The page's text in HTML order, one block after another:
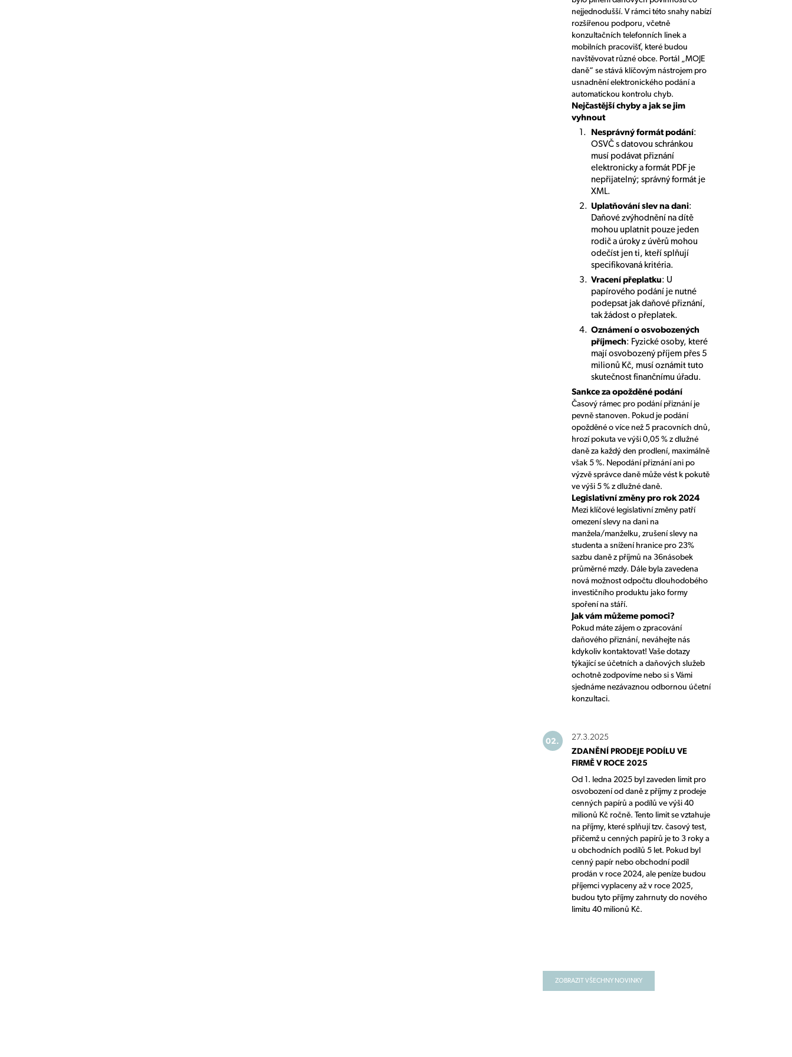
nejjednodušší. V rámci této snahy nabízí
rozšířenou podporu, včetně
konzultačních telefonních linek a
mobilních pracovišť, které budou
navštěvovat různé obce. Portál „MOJE
daně“ se stává klíčovým nástrojem pro
usnadnění elektronického podání a
automatickou kontrolu chyb.
Nejčastější chyby a jak se jim
vyhnout
Nesprávný formát podání:
OSVČ s datovou schránkou
musí podávat přiznání
elektronicky a formát PDF je
nepřijatelný; správný formát je
XML.
Uplatňování slev na dani:
Daňové zvýhodnění na dítě
mohou uplatnit pouze jeden
rodič a úroky z úvěrů mohou
odečíst jen ti, kteří splňují
specifikovaná kritéria.
Vracení přeplatku: U
papírového podání je nutné
podepsat jak daňové přiznání,
tak žádost o přeplatek.
Oznámení o osvobozených
příjmech: Fyzické osoby, které
mají osvobozený příjem přes 5
milionů Kč, musí oznámit tuto
skutečnost finančnímu úřadu.
Sankce za opožděné podání
Časový rámec pro podání přiznání je
pevně stanoven. Pokud je podání
opožděné o více než 5 pracovních dnů,
hrozí pokuta ve výši 0,05 % z dlužné
daně za každý den prodlení, maximálně
však 5 %. Nepodání přiznání ani po
výzvě správce daně může vést k pokutě
ve výši 5 % z dlužné daně.
Legislativní změny pro rok 2024
Mezi klíčové legislativní změny patří
omezení slevy na dani na
manžela/manželku, zrušení slevy na
studenta a snížení hranice pro 23%
sazbu daně z příjmů na 36násobek
průměrné mzdy. Dále byla zavedena
nová možnost odpočtu dlouhodobého
investičního produktu jako formy
spoření na stáří.
Jak vám můžeme pomoci?
Pokud máte zájem o zpracování
daňového přiznání, neváhejte nás
kdykoliv kontaktovat! Vaše dotazy
týkající se účetních a daňových služeb
ochotně zodpovíme nebo si s Vámi
sjednáme nezávaznou odbornou účetní
konzultaci.
02.
27.3.2025
ZDANĚNÍ PRODEJE PODÍLU VE
FIRMĚ V ROCE 2025
Od 1. ledna 2025 byl zaveden limit pro
osvobození od daně z příjmy z prodeje
cenných papírů a podílů ve výši 40
milionů Kč ročně. Tento limit se vztahuje
na příjmy, které splňují tzv. časový test,
přičemž u cenných papírů je to 3 roky a
u obchodních podílů 5 let. Pokud byl
cenný papír nebo obchodní podíl
prodán v roce 2024, ale peníze budou
příjemci vyplaceny až v roce 2025,
budou tyto příjmy zahrnuty do nového
limitu 40 milionů Kč.
ZOBRAZIT VŠECHNY NOVINKY